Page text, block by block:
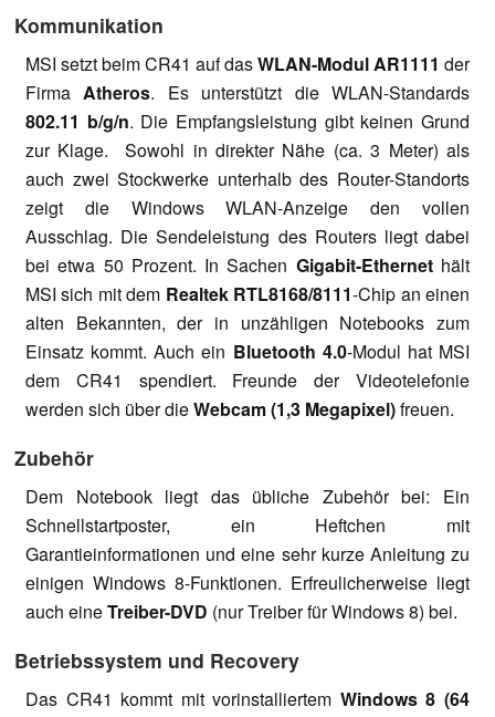
Kommunikation
MSI setzt beim CR41 auf dasWLAN-Modul AR1111 der
FirmaAtheros. Es unterstützt die WLAN-Standards
802.11 b/g/n. Die Empfangsleistung gibt keinen Grund
zur Klage. Sowohl in direkter Nähe (ca. 3 Meter) als
auch zwei Stockwerke unterhalb des Router-Standorts
zeigt die Windows WLAN-Anzeige den vollen
Ausschlag. Die Sendeleistung des Routers liegt dabei
bei etwa 50 Prozent. In Sachen Gigabit-Ethernethält
MSI sich mit dem Realtek RTL8168/8111-Chip an einen
alten Bekannten, der in unzähligen Notebooks zum
Einsatz kommt. Auch ein Bluetooth 4.0-Modul hat MSI
dem CR41 spendiert. Freunde der Videotelefonie
werden sich über dieWebcam (1,3 Megapixel)freuen.
Zubehör
Dem Notebook liegt das übliche Zubehör bei: Ein
Schnellstartposter, ein Heftchen mit
Garantieinformationen und eine sehr kurze Anleitung zu
einigen Windows 8-Funktionen. Erfreulicherweise liegt
auch eineTreiber-DVD (nur Treiber für Windows 8) bei.
Betriebssystem und Recovery
Das CR41 kommt mit vorinstalliertem Windows 8 (64